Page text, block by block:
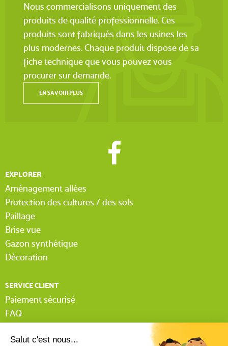
Nous commercialisons uniquement des
produits de qualité professionnelle. Ces
produits sont fabriqués dans les usines les
plus modernes. Chaque produit dispose de sa
fiche technique que vous pouvez vous
procurer sur demande.
EN SAVOIR PLUS
EXPLORER
Aménagement allées
Protection des cultures / des sols
Paillage
Brise vue
Gazon synthétique
Décoration
SERVICE CLIENT
Paiement sécurisé
FAQ
Lexique Tissnet